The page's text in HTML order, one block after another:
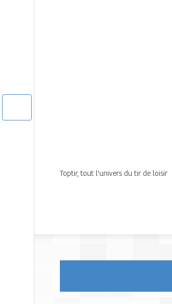
Toptir, tout l'univers du tir de loisir